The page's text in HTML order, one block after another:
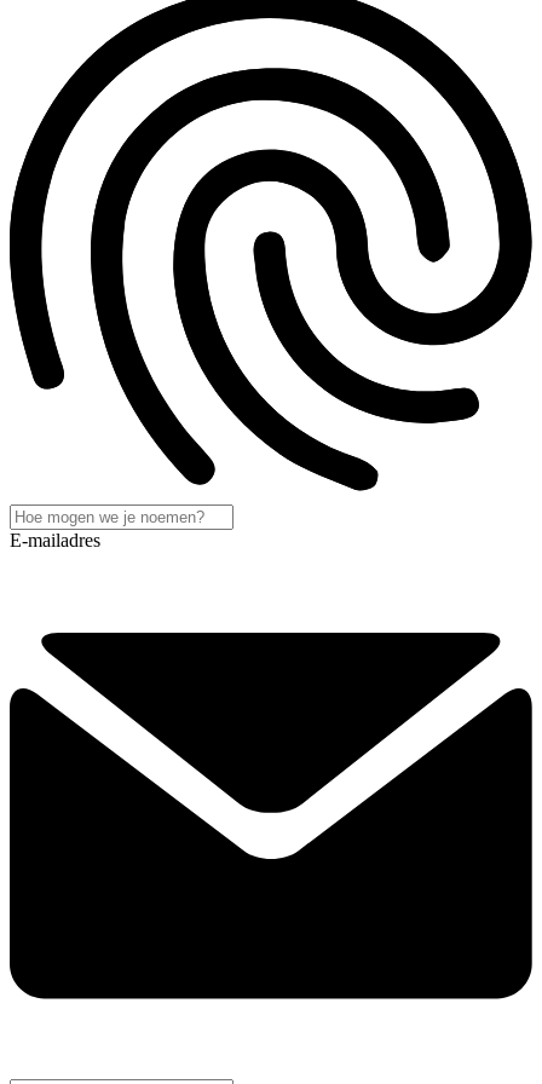
E-mailadres